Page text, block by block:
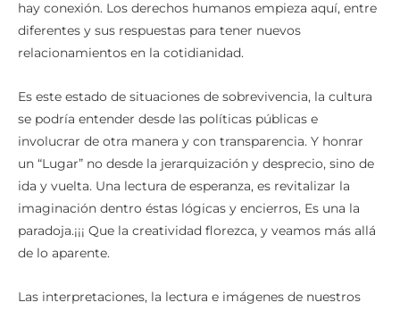
hay conexión. Los derechos humanos empieza aquí, entre
diferentes y sus respuestas para tener nuevos
relacionamientos en la cotidianidad.
Es este estado de situaciones de sobrevivencia, la cultura
se podría entender desde las políticas públicas e
involucrar de otra manera y con transparencia. Y honrar
un “Lugar” no desde la jerarquización y desprecio, sino de
ida y vuelta. Una lectura de esperanza, es revitalizar la
imaginación dentro éstas lógicas y encierros, Es una la
paradoja.¡¡¡ Que la creatividad florezca, y veamos más allá
de lo aparente.
Las interpretaciones, la lectura e imágenes de nuestros